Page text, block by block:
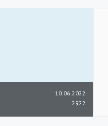
10.06.2022
2922